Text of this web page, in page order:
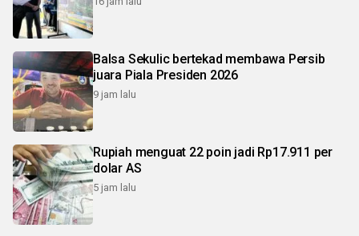
Balsa Sekulic bertekad membawa Persib
juara Piala Presiden 2026
9 jam lalu
Rupiah menguat 22 poin jadi Rp17.911 per
dolar AS
5 jam lalu